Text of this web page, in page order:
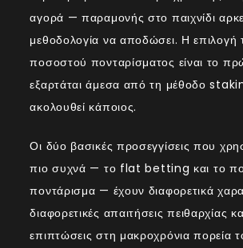
αγορά — παραμονής στο παιχνίδι
μεθοδολογία να αποδώσει. Η
ποσοστού πονταρίσματος είναι το
εξαρτάται άμεσα από τη μέθοδο
ακολουθεί κάποιος.
Οι δύο βασικές προσεγγίσεις που
πιο συχνά — το flat betting και το
ποντάρισμα — έχουν διαφορετικά
διαφορετικές απαιτήσεις πειθαρχίας
επιπτώσεις στη μακροχρόνια πορεία